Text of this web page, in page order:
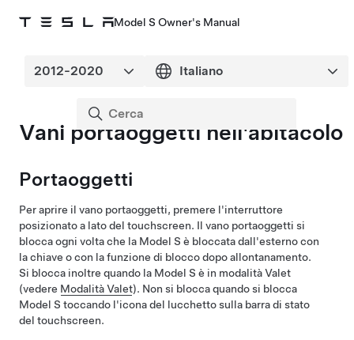
Model S Owner's Manual
Vani portaoggetti nell'abitacolo
Portaoggetti
Per aprire il vano portaoggetti, premere l'interruttore
posizionato a lato del touchscreen. Il vano portaoggetti si
blocca ogni volta che la Model S è bloccata dall'esterno con
la chiave o con la funzione di blocco dopo allontanamento.
Si blocca inoltre quando la Model S è in modalità Valet
(vedere Modalità Valet). Non si blocca quando si blocca
Model S toccando l'icona del lucchetto sulla barra di stato
del touchscreen.